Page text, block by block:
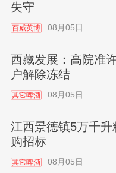
失守
百威英博 08月05日
西藏发展：高院准
户解除冻结
其它啤酒 08月05日
江西景德镇5万千
购招标
其它啤酒 08月05日